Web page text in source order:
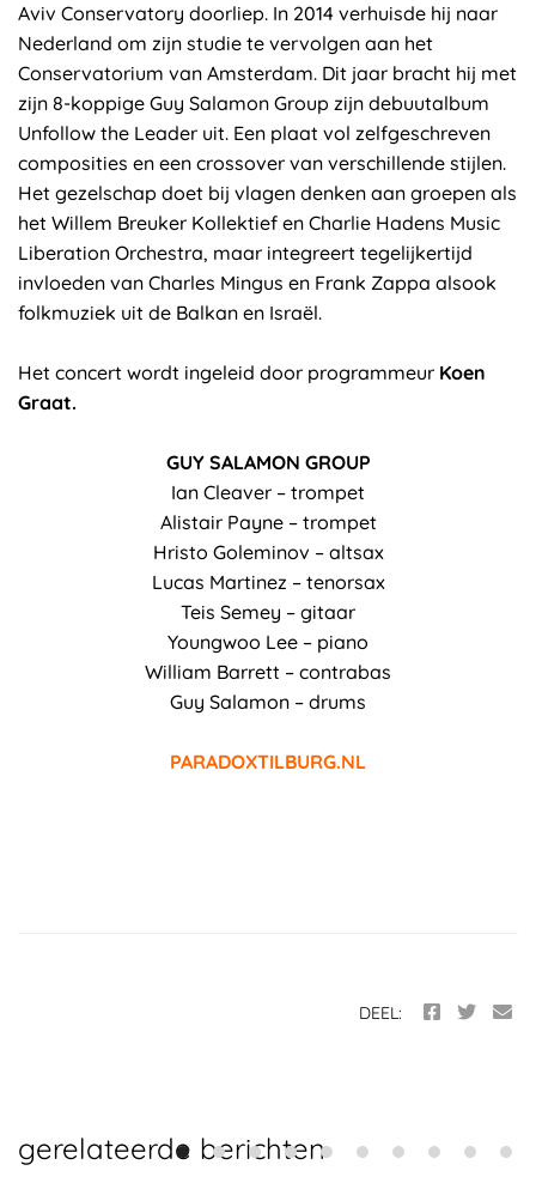
Aviv Conservatory doorliep. In 2014 verhuisde hij naar
Nederland om zijn studie te vervolgen aan het
Conservatorium van Amsterdam. Dit jaar bracht hij met
zijn 8-koppige Guy Salamon Group zijn debuutalbum
Unfollow the Leader uit. Een plaat vol zelfgeschreven
composities en een crossover van verschillende stijlen.
Het gezelschap doet bij vlagen denken aan groepen als
het Willem Breuker Kollektief en Charlie Hadens Music
Liberation Orchestra, maar integreert tegelijkertijd
invloeden van Charles Mingus en Frank Zappa alsook
folkmuziek uit de Balkan en Israël.
Het concert wordt ingeleid door programmeur Koen
Graat.
GUY SALAMON GROUP
Ian Cleaver – trompet
Alistair Payne – trompet
Hristo Goleminov – altsax
Lucas Martinez – tenorsax
Teis Semey – gitaar
Youngwoo Lee – piano
William Barrett – contrabas
Guy Salamon – drums
PARADOXTILBURG.NL
DEEL:
gerelateerde berichten